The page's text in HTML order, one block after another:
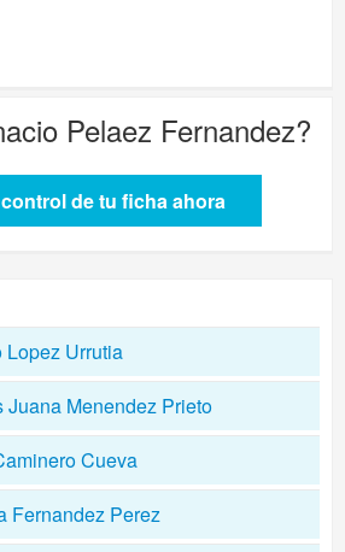
Pelaez Fernandez?
de tu ficha ahora
Lopez Urrutia
Juana Menendez Prieto
Cueva
Fernandez Perez